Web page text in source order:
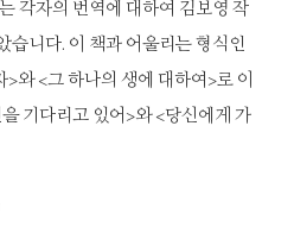
각자의 번역에 대하여 김보영 작
습니다. 이 책과 어울리는 형식인
와 <그 하나의 생에 대하여>로 이
기다리고 있어>와 <당신에게 가